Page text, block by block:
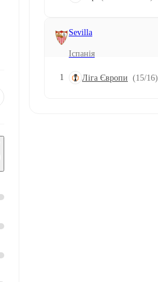
Sevilla
Іспанія
1 Ліга Європи (15/16)